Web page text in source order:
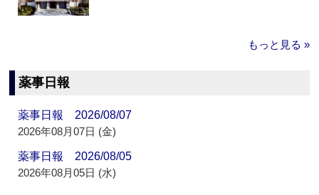
もっと見る »
薬事日報
薬事日報 2026/08/07
2026年08月07日 (金)
薬事日報 2026/08/05
2026年08月05日 (水)